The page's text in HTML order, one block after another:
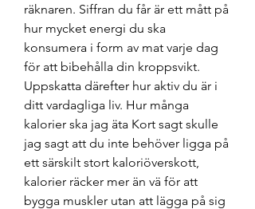
räknaren. Siffran du får är ett mått på
hur mycket energi du ska
konsumera i form av mat varje dag
för att bibehålla din kroppsvikt.
Uppskatta därefter hur aktiv du är i
ditt vardagliga liv. Hur många
kalorier ska jag äta Kort sagt skulle
jag sagt att du inte behöver ligga på
ett särskilt stort kaloriöverskott,
kalorier räcker mer än vä för att
bygga muskler utan att lägga på sig